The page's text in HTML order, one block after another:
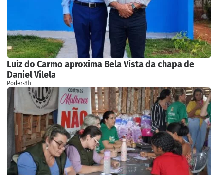
Luiz do Carmo aproxima Bela Vista da chapa de
Daniel Vilela
Poder·8h